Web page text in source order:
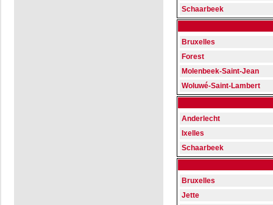
Schaarbeek
Bruxelles
Forest
Molenbeek-Saint-Jean
Woluwé-Saint-Lambert
Anderlecht
Ixelles
Schaarbeek
Bruxelles
Jette